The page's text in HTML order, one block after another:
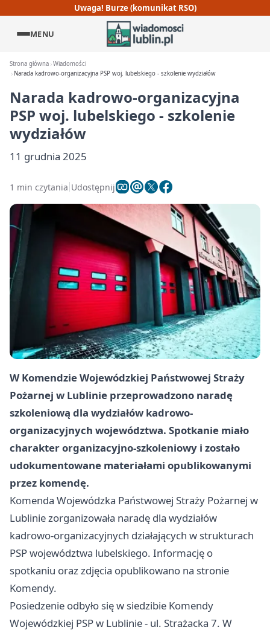
Uwaga! Burze (komunikat RSO)
MENU
Strona główna Wiadomości
Narada kadrowo-organizacyjna PSP woj. lubelskiego - szkolenie wydziałów
Narada kadrowo-organizacyjna
PSP woj. lubelskiego - szkolenie
wydziałów
11 grudnia 2025
1 min czytania Udostępnij
W Komendzie Wojewódzkiej Państwowej Straży
Pożarnej w Lublinie przeprowadzono naradę
szkoleniową dla wydziałów kadrowo-
organizacyjnych województwa. Spotkanie miało
charakter organizacyjno-szkoleniowy i zostało
udokumentowane materiałami opublikowanymi
przez komendę.
Komenda Wojewódzka Państwowej Straży Pożarnej w
Lublinie zorganizowała naradę dla wydziałów
kadrowo-organizacyjnych działających w strukturach
PSP województwa lubelskiego. Informację o
spotkaniu oraz zdjęcia opublikowano na stronie
Komendy.
Posiedzenie odbyło się w siedzibie Komendy
Wojewódzkiej PSP w Lublinie - ul. Strażacka 7. W